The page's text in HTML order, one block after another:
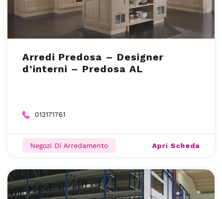
Arredi Predosa – Designer
d’interni – Predosa AL
013171761
Negozi Di Arredamento Apri Scheda